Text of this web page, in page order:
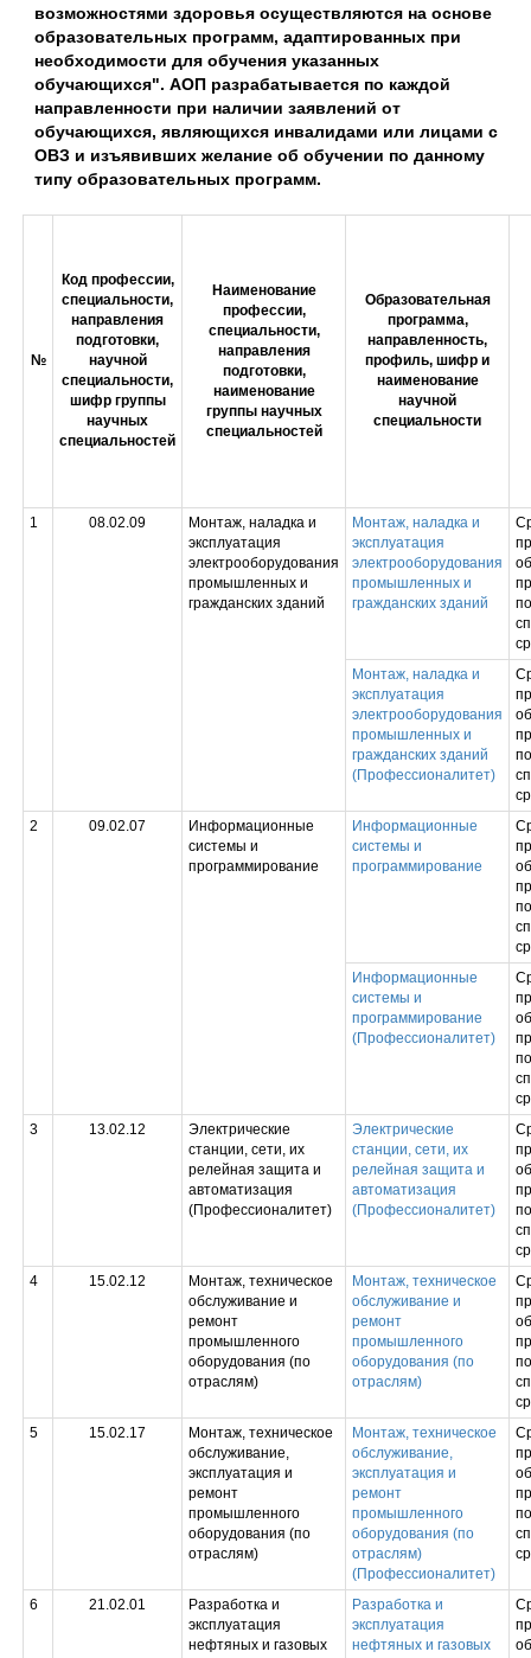
возможностями здоровья осуществляются на основе
образовательных программ, адаптированных при
необходимости для обучения указанных
обучающихся". АОП разрабатывается по каждой
направленности при наличии заявлений от
обучающихся, являющихся инвалидами или лицами с
ОВЗ и изъявивших желание об обучении по данному
типу образовательных программ.
№
Код профессии,
специальности,
направления
подготовки,
научной
специальности,
шифр группы
научных
специальностей
Наименование
профессии,
специальности,
направления
подготовки,
наименование
группы научных
специальностей
Образовательная
программа,
направленность,
профиль, шифр и
наименование
научной
специальности
1 08.02.09
Монтаж, наладка и
эксплуатация
электрооборудования
промышленных и
гражданских зданий
Монтаж, наладка и
эксплуатация
электрооборудования
промышленных и
гражданских зданий
Монтаж, наладка и
эксплуатация
электрооборудования
промышленных и
гражданских зданий
(Профессионалитет)
2
09.02.07
Информационные
системы и
программирование
Информационные
системы и
программирование
Информационные
системы и
программирование
(Профессионалитет)
3
13.02.12
Электрические
станции, сети, их
релейная защита и
автоматизация
(Профессионалитет)
Электрические
станции, сети, их
релейная защита и
автоматизация
(Профессионалитет)
4
15.02.12
Монтаж, техническое
обслуживание и
ремонт
промышленного
оборудования (по
отраслям)
Монтаж, техническое
обслуживание и
ремонт
промышленного
оборудования (по
отраслям)
5
15.02.17
Монтаж, техническое
обслуживание,
эксплуатация и
ремонт
промышленного
оборудования (по
отраслям)
Монтаж, техническое
обслуживание,
эксплуатация и
ремонт
промышленного
оборудования (по
отраслям)
(Профессионалитет)
6 21.02.01
Разработка и
эксплуатация
нефтяных и газовых
Разработка и
эксплуатация
нефтяных и газовых